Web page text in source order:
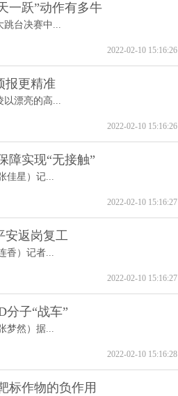
一跃”动作有多牛
跳台决赛中...
2022-02-10 15:16:26
报更精准
以漂亮的高...
2022-02-10 15:16:26
障实现“无接触”
佳星）记...
2022-02-10 15:16:27
安返岗复工
香）记者...
2022-02-10 15:16:27
分子“战车”
梦然）据...
2022-02-10 15:16:28
标作物的负作用